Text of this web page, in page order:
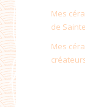
Mes
de
Mes